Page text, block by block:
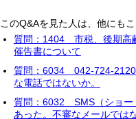
このQ&Aを見た人は、他にも
質問：1404 市税、後期高
催告書について
質問：6034 042-724-2120
な電話ではないか。
質問：6032 SMS（ショー
あった。不審なメールでは